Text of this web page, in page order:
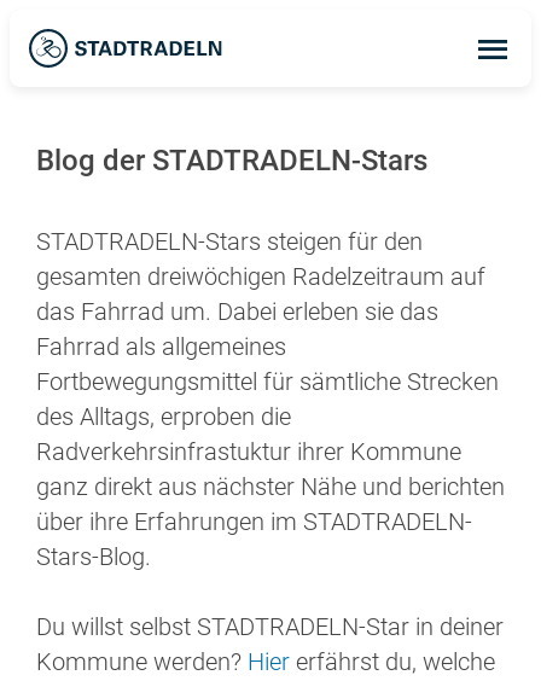
Blog der STADTRADELN-Stars
STADTRADELN-Stars steigen für den
gesamten dreiwöchigen Radelzeitraum auf
das Fahrrad um. Dabei erleben sie das
Fahrrad als allgemeines
Fortbewegungsmittel für sämtliche Strecken
des Alltags, erproben die
Radverkehrsinfrastuktur ihrer Kommune
ganz direkt aus nächster Nähe und berichten
über ihre Erfahrungen im STADTRADELN-
Stars-Blog.
Du willst selbst STADTRADELN-Star in deiner
Kommune werden? Hier erfährst du, welche